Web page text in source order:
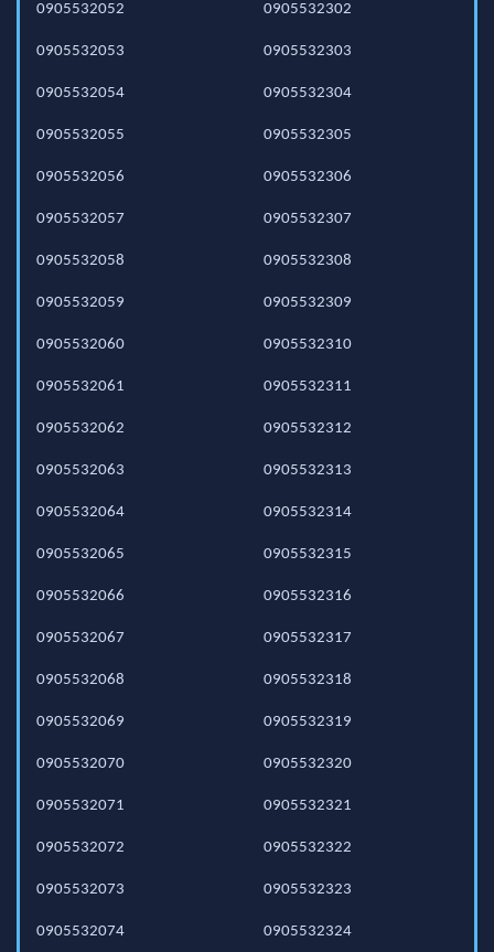
0905532052
0905532053
0905532054
0905532055
0905532056
0905532057
0905532058
0905532059
0905532060
0905532061
0905532062
0905532063
0905532064
0905532065
0905532066
0905532067
0905532068
0905532069
0905532070
0905532071
0905532072
0905532073
0905532074
0905532302
0905532303
0905532304
0905532305
0905532306
0905532307
0905532308
0905532309
0905532310
0905532311
0905532312
0905532313
0905532314
0905532315
0905532316
0905532317
0905532318
0905532319
0905532320
0905532321
0905532322
0905532323
0905532324